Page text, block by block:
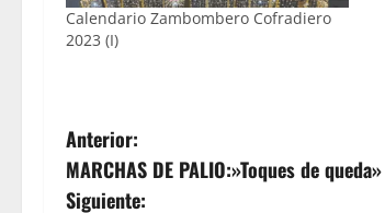
Calendario Zambombero Cofradiero
2023 (I)
N
a
Anterior:
MARCHAS DE PALIO:»Toques de queda»
Siguiente: